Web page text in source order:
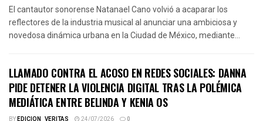
El cantautor sonorense Natanael Cano volvió a acaparar los
reflectores de la industria musical al anunciar una ambiciosa y
novedosa dinámica urbana en la Ciudad de México, mediante...
LLAMADO CONTRA EL ACOSO EN REDES SOCIALES: DANNA
PIDE DETENER LA VIOLENCIA DIGITAL TRAS LA POLÉMICA
MEDIÁTICA ENTRE BELINDA Y KENIA OS
BYEDICION_VERITAS 24/07/2026 0